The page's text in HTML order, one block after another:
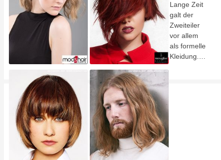
Lange Zeit
galt der
Zweiteiler
vor allem
als formelle
Kleidung.…